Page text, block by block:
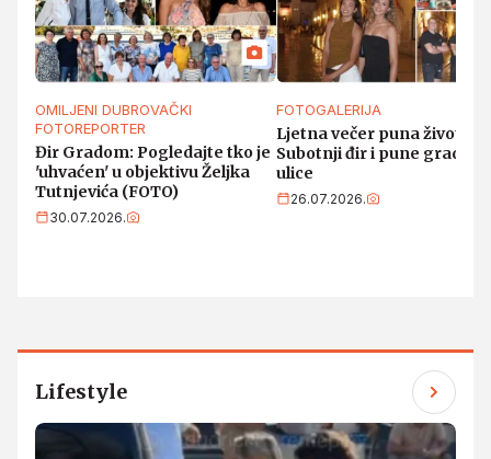
OMILJENI DUBROVAČKI
FOTOREPORTER
Đir Gradom: Pogledajte tko je
'uhvaćen' u objektivu Željka
Tutnjevića (FOTO)
30.07.2026.
FOTOGALERIJA
Ljetna večer puna života:
Subotnji đir i pune gradske
ulice
26.07.2026.
Lifestyle